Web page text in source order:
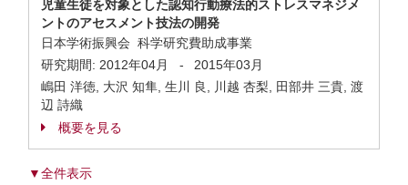
児童生徒を対象とした認知行動療法的ストレスマネジメ
ントのアセスメント技法の開発
日本学術振興会 科学研究費助成事業
研究期間: 2012年04月 -
2015年03月
嶋田 洋徳, 大沢 知隼, 生川 良, 川越 杏梨, 田部井 三貴, 渡
辺 詩織
概要を見る
▼全件表示